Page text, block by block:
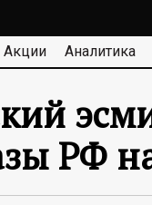
Акции Аналитика
РФ